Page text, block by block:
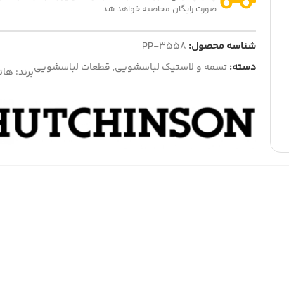
صورت رایگان محاصبه خواهد شد.
شناسه محصول: PP-3558
دسته:تسمه و لاستیک لباسشویی, قطعات لباسشوییبرند: لباسشویی سه سیم سوکتی بازوکج المنت چای ساز بدون لبه
260,000